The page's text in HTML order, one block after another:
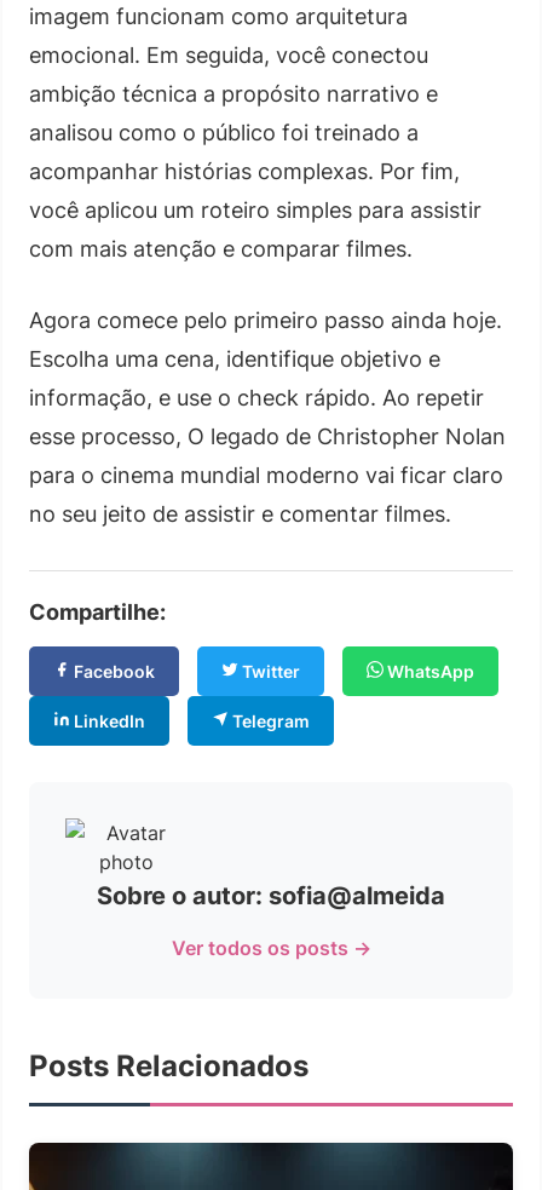
imagem funcionam como arquitetura
emocional. Em seguida, você conectou
ambição técnica a propósito narrativo e
analisou como o público foi treinado a
acompanhar histórias complexas. Por fim,
você aplicou um roteiro simples para assistir
com mais atenção e comparar filmes.
Agora comece pelo primeiro passo ainda hoje.
Escolha uma cena, identifique objetivo e
informação, e use o check rápido. Ao repetir
esse processo, O legado de Christopher Nolan
para o cinema mundial moderno vai ficar claro
no seu jeito de assistir e comentar filmes.
Compartilhe:
Facebook Twitter WhatsApp
LinkedIn Telegram
Sobre o autor: sofia@almeida
Ver todos os posts →
Posts Relacionados